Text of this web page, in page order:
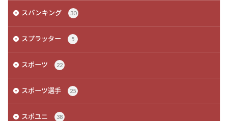
スパンキング 30
スプラッター 5
スポーツ 22
スポーツ選手 25
スポユニ 38